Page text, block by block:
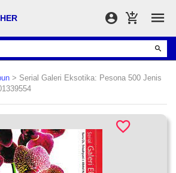
> Serial Galeri Eksotika: Pesona 500 Jenis